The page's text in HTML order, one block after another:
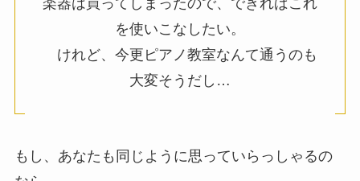
を使いこなしたい。
けれど、今更ピアノ教室なんて通うのも
大変そうだし…
もし、あなたも同じように思っていらっしゃるの